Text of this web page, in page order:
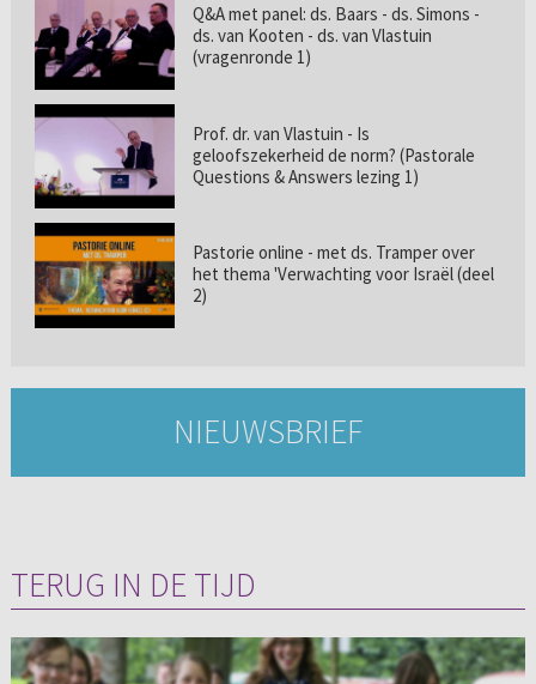
Q&A met panel: ds. Baars - ds. Simons -
ds. van Kooten - ds. van Vlastuin
(vragenronde 1)
Prof. dr. van Vlastuin - Is
geloofszekerheid de norm? (Pastorale
Questions & Answers lezing 1)
Pastorie online - met ds. Tramper over
het thema 'Verwachting voor Israël (deel
2)
NIEUWSBRIEF
TERUG IN DE TIJD